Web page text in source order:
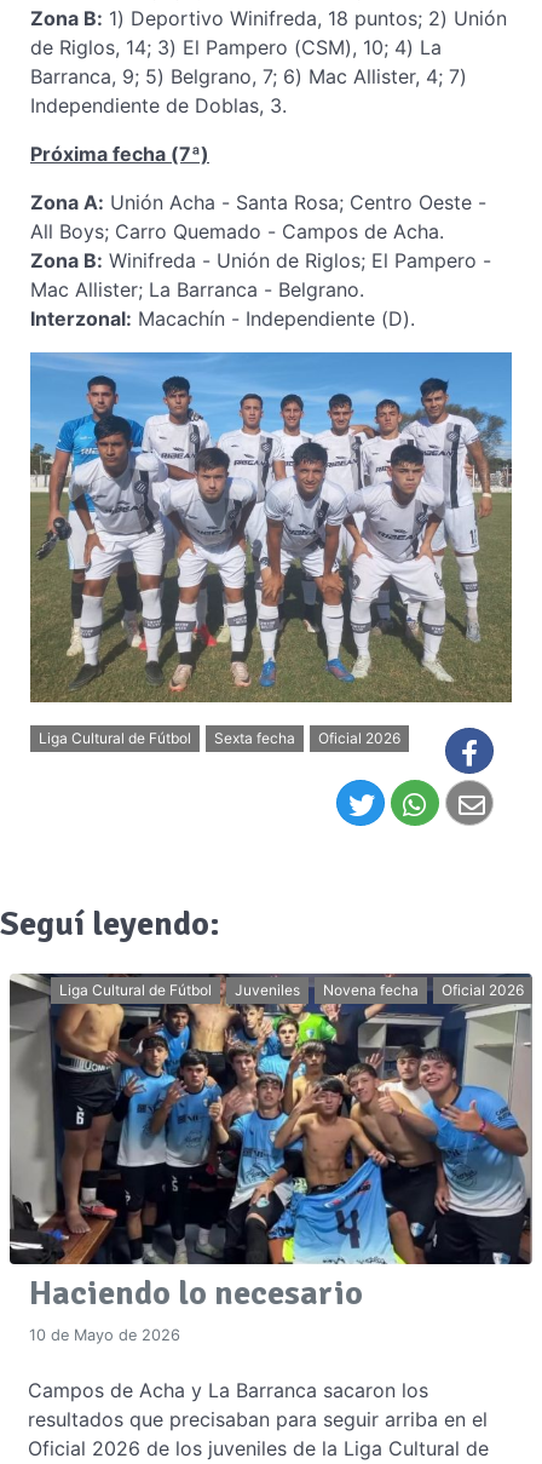
Zona B: 1) Deportivo Winifreda, 18 puntos; 2) Unión
de Riglos, 14; 3) El Pampero (CSM), 10; 4) La
Barranca, 9; 5) Belgrano, 7; 6) Mac Allister, 4; 7)
Independiente de Doblas, 3.
Próxima fecha (7ª)
Zona A: Unión Acha - Santa Rosa; Centro Oeste -
All Boys; Carro Quemado - Campos de Acha.
Zona B: Winifreda - Unión de Riglos; El Pampero -
Mac Allister; La Barranca - Belgrano.
Interzonal: Macachín - Independiente (D).
Liga Cultural de Fútbol Sexta fecha Oficial 2026
Seguí leyendo:
Liga Cultural de Fútbol Juveniles Novena fecha Oficial 2026
Haciendo lo necesario
10 de Mayo de 2026
Campos de Acha y La Barranca sacaron los
resultados que precisaban para seguir arriba en el
Oficial 2026 de los juveniles de la Liga Cultural de